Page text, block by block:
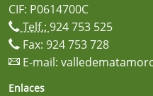
CIF: P0614700C
Telf.: 924 753 525
Fax: 924 753 728
E-mail:
Enlaces